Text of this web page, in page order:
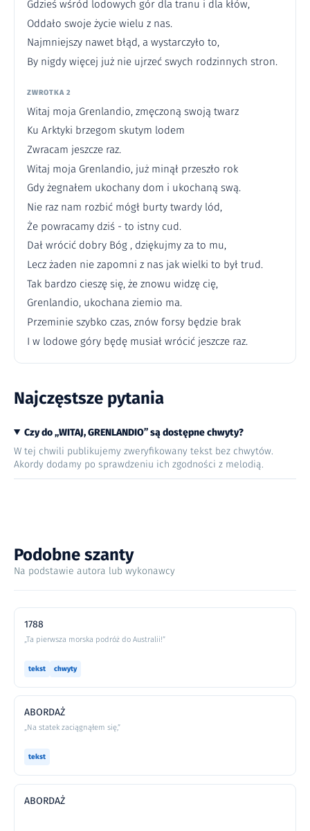
Gdzieś wśród lodowych gór dla tranu i dla kłów,
Oddało swoje życie wielu z nas.
Najmniejszy nawet błąd, a wystarczyło to,
By nigdy więcej już nie ujrzeć swych rodzinnych stron.
ZWROTKA 2
Witaj moja Grenlandio, zmęczoną swoją twarz
Ku Arktyki brzegom skutym lodem
Zwracam jeszcze raz.
Witaj moja Grenlandio, już minął przeszło rok
Gdy żegnałem ukochany dom i ukochaną swą.
Nie raz nam rozbić mógł burty twardy lód,
Że powracamy dziś - to istny cud.
Dał wrócić dobry Bóg , dziękujmy za to mu,
Lecz żaden nie zapomni z nas jak wielki to był trud.
Tak bardzo cieszę się, że znowu widzę cię,
Grenlandio, ukochana ziemio ma.
Przeminie szybko czas, znów forsy będzie brak
I w lodowe góry będę musiał wrócić jeszcze raz.
Najczęstsze pytania
Czy do „WITAJ, GRENLANDIO” są dostępne chwyty?
W tej chwili publikujemy zweryfikowany tekst bez chwytów.
Akordy dodamy po sprawdzeniu ich zgodności z melodią.
Podobne szanty
Na podstawie autora lub wykonawcy
1788
„Ta pierwsza morska podróż do Australii!”
tekst chwyty
ABORDAŻ
„Na statek zaciągnąłem się,”
tekst
ABORDAŻ